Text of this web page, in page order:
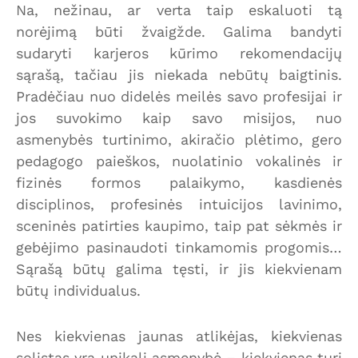
Na, nežinau, ar verta taip eskaluoti tą
norėjimą būti žvaigžde. Galima bandyti
sudaryti karjeros kūrimo rekomendacijų
sąrašą, tačiau jis niekada nebūtų baigtinis.
Pradėčiau nuo didelės meilės savo profesijai ir
jos suvokimo kaip savo misijos, nuo
asmenybės turtinimo, akiračio plėtimo, gero
pedagogo paieškos, nuolatinio vokalinės ir
fizinės formos palaikymo, kasdienės
disciplinos, profesinės intuicijos lavinimo,
sceninės patirties kaupimo, taip pat sėkmės ir
gebėjimo pasinaudoti tinkamomis progomis…
Sąrašą būtų galima tęsti, ir jis kiekvienam
būtų individualus.
Nes kiekvienas jaunas atlikėjas, kiekvienas